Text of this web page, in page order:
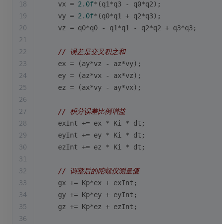
18
    vx =
2.0f*(q1*q3 - q0*q2);
19
    vy =
2.0f*(q0*q1 + q2*q3);
20
    vz = q0*q0 - q1*q1 - q2*q2 + q3*q3;
21
22
// 误差是交叉积之和
23
    ex = (ay*vz - az*vy);
24
    ey = (az*vx - ax*vz);
25
    ez = (ax*vy - ay*vx);
26
27
// 积分误差比例增益
28
    exInt += ex * Ki * dt;
29
    eyInt += ey * Ki * dt;
30
    ezInt += ez * Ki * dt;
31
32
// 调整后的陀螺仪测量值
33
    gx += Kp*ex + exInt;
34
    gy += Kp*ey + eyInt;
35
    gz += Kp*ez + ezInt;
36